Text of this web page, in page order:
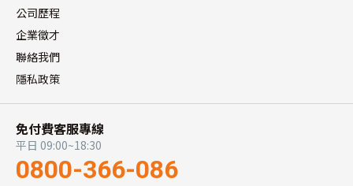
公司歷程
企業徵才
聯絡我們
隱私政策
免付費客服專線
平日 09:00~18:30
0800-366-086